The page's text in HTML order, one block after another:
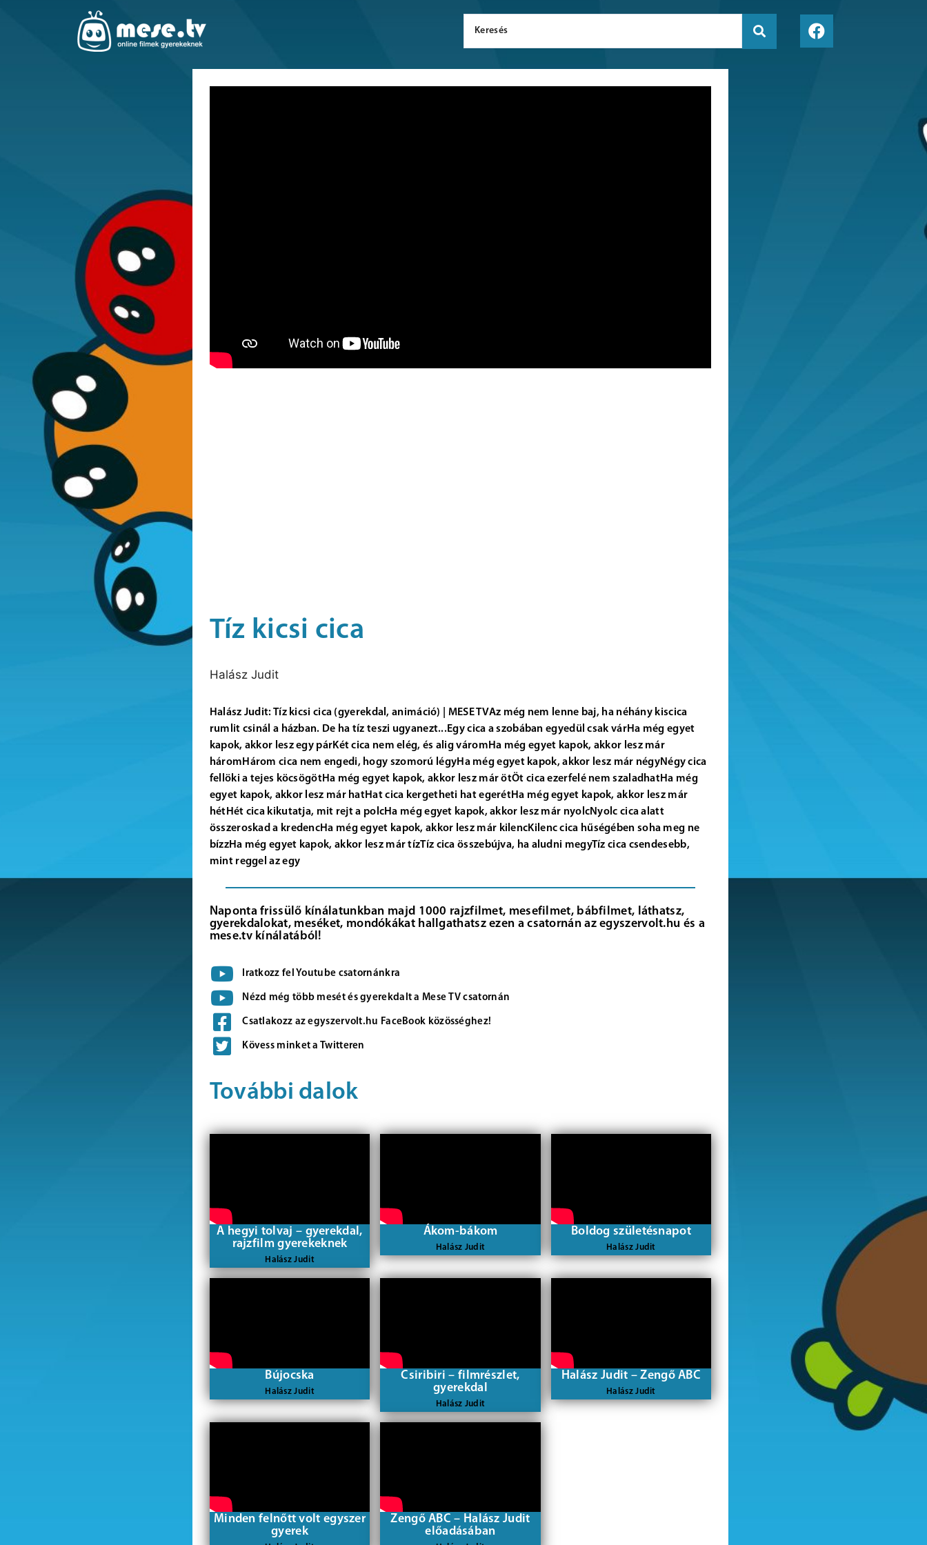
Tíz kicsi cica
Halász Judit
Halász Judit: Tíz kicsi cica (gyerekdal, animáció) | MESE TVAz még nem lenne baj, ha néhány kiscica
rumlit csinál a házban. De ha tíz teszi ugyanezt...Egy cica a szobában egyedül csak várHa még egyet
kapok, akkor lesz egy párKét cica nem elég, és alig váromHa még egyet kapok, akkor lesz már
háromHárom cica nem engedi, hogy szomorú légyHa még egyet kapok, akkor lesz már négyNégy cica
fellöki a tejes köcsögötHa még egyet kapok, akkor lesz már ötÖt cica ezerfelé nem szaladhatHa még
egyet kapok, akkor lesz már hatHat cica kergetheti hat egerétHa még egyet kapok, akkor lesz már
hétHét cica kikutatja, mit rejt a polcHa még egyet kapok, akkor lesz már nyolcNyolc cica alatt
összeroskad a kredencHa még egyet kapok, akkor lesz már kilencKilenc cica hűségében soha meg ne
bízzHa még egyet kapok, akkor lesz már tízTíz cica összebújva, ha aludni megyTíz cica csendesebb,
mint reggel az egy
Naponta frissülő kínálatunkban majd 1000 rajzfilmet, mesefilmet, bábfilmet, láthatsz,
gyerekdalokat, meséket, mondókákat hallgathatsz ezen a csatornán az egyszervolt.hu és a
mese.tv kínálatából!
Iratkozz fel Youtube csatornánkra
Nézd még több mesét és gyerekdalt a Mese TV csatornán
Csatlakozz az egyszervolt.hu FaceBook közösséghez!
Kövess minket a Twitteren
További dalok
A hegyi tolvaj – gyerekdal,
rajzfilm gyerekeknek
Halász Judit
Ákom-bákom
Halász Judit
Boldog születésnapot
Halász Judit
Bújocska
Halász Judit
Csiribiri – filmrészlet,
gyerekdal
Halász Judit
Halász Judit – Zengő ABC
Halász Judit
Minden felnőtt volt egyszer
gyerek
Zengő ABC – Halász Judit
előadásában